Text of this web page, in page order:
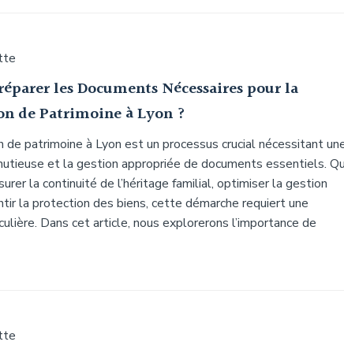
les Documents Nécessaires pour la
de Patrimoine à Lyon ?
de patrimoine à Lyon est un processus crucial nécessitant
et la gestion appropriée de documents essentiels.
la continuité de l’héritage familial, optimiser la gestion
la protection des biens, cette démarche requiert une
Dans cet article, nous explorerons l’importance de